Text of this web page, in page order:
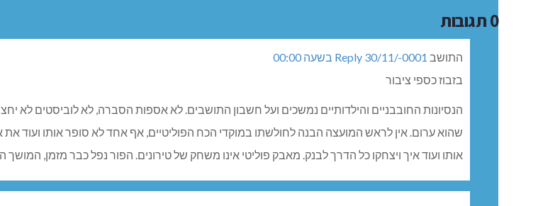
0 תגובות
התושב Reply 30/11/-0001 בשעה 00:00
בזבוז כספי ציבור
הנסיונות החובבניים והילדותיים נמשכים ועל חשבון התושבים. לא אספות הסברה, לא לוביסטים לא
שהוא ערום. אין לראש המועצה הבנה לחולשתו במוקדי הכח הפוליטיים, אף אחד לא סופר אותו ועוד את
אותו ועוד איך ויצחקו כל הדרך לבנק. מאבק פוליטי אינו משחק של טירונים. הפור נפל כבר מזמן, המושך